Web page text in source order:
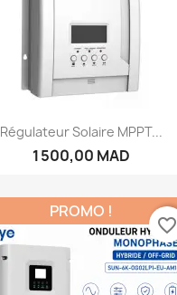
Régulateur Solaire MPPT...
1 500,00 MAD
PROMO !
favorite_border